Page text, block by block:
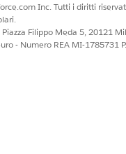
Inc. Tutti i diritti
Filippo Meda 5, 20121
- Numero REA MI-1785731